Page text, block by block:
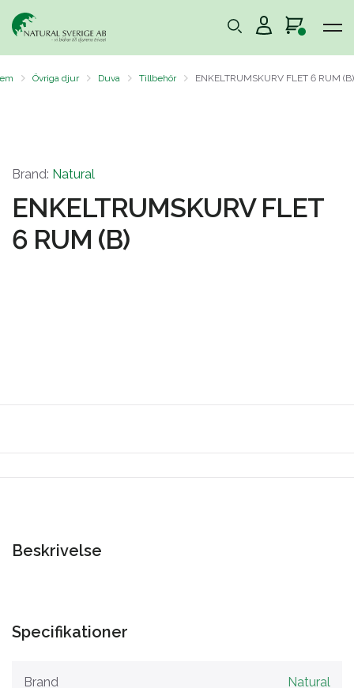
Övriga djur Duva Tillbehör ENKELTRUMSKURV FLET 6 RUM (B)
Brand: Natural
ENKELTRUMSKURV FLET
6 RUM (B)
Beskrivelse
Specifikationer
Brand Natural